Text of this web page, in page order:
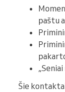
paštu
Šie